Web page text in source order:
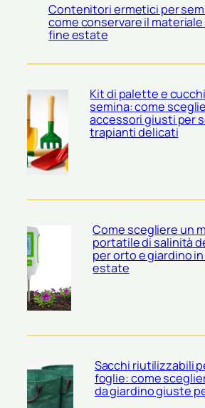
Contenitori ermetici per
come conservare il materiale
fine estate
Kit di palette e
semina: come
accessori giusti per
trapianti delicati
Come scegliere un
portatile di salinità
per orto e giardino
estate
Sacchi riutilizzabili
foglie: come
da giardino giuste